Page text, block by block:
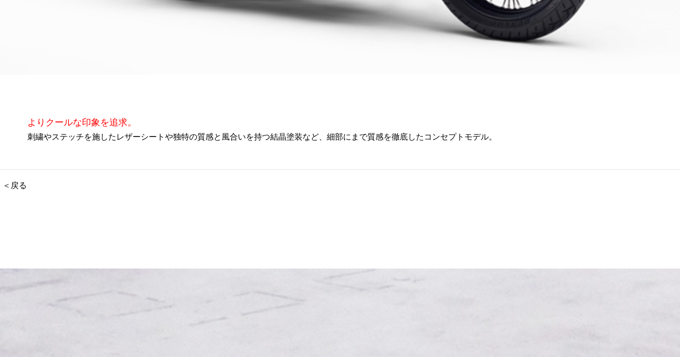
よりクールな印象を追求。
刺繍やステッチを施したレザーシートや独特の質感と風合いを持つ結晶塗装など、細部にまで質感を徹底したコンセプトモデル。
＜戻る